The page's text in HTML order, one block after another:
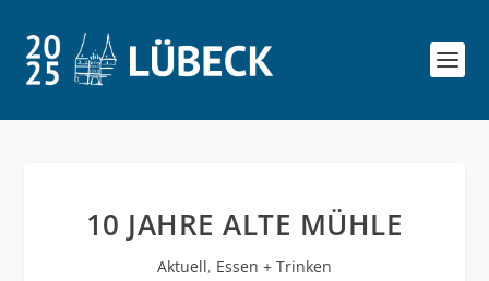
10 JAHRE ALTE MÜHLE
Aktuell, Essen + Trinken